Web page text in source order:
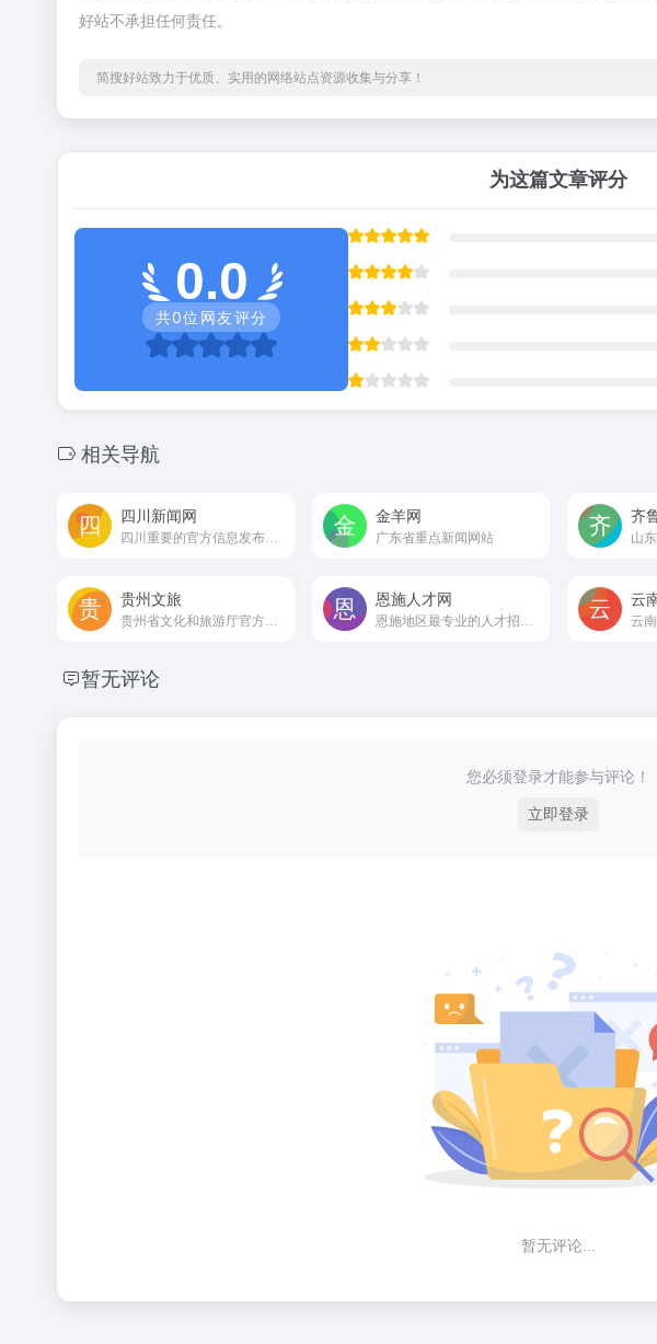
好站不承担任何责任。
简搜好站致力于优质、实用的网络站点资源收集与分享！
为这篇文章评分
0.0
共0位网友评分
相关导航
四川新闻网 金羊网
广东省重点新闻网站
齐
贵州文旅 恩施人才网 云
云
暂无评论
您必须登录才能参与评论！
立即登录
暂无评论...